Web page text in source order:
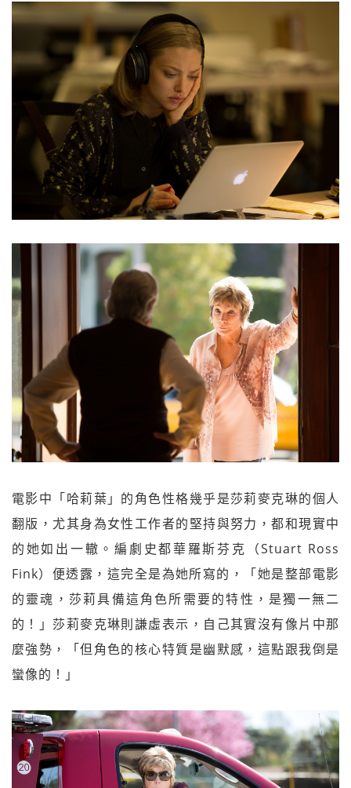
電影中「哈莉葉」的角色性格幾乎是莎莉麥克琳的個人
翻版，尤其身為女性工作者的堅持與努力，都和現實中
的她如出一轍。編劇史都華羅斯芬克（Stuart Ross
Fink）便透露，這完全是為她所寫的，「她是整部電影
的靈魂，莎莉具備這角色所需要的特性，是獨一無二
的！」莎莉麥克琳則謙虛表示，自己其實沒有像片中那
麼強勢，「但角色的核心特質是幽默感，這點跟我倒是
蠻像的！」